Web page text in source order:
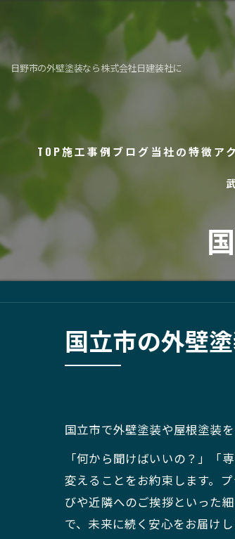
日野市の外壁塗装なら株式会社日建装社に
TOP施工事例 ブログ 当社の特徴
タイル工事
ア
国立市の外壁
国立市で外壁塗装や屋根塗装を
「何から聞けばいいの？」「
変えることをお約束します。
びや近隣へのご挨拶といった
で、未来に続く安心をお届けし